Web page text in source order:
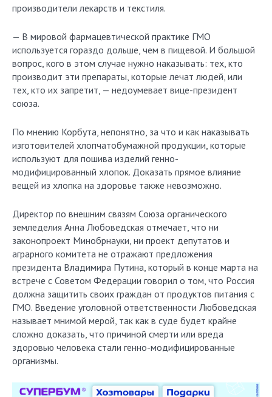
производители лекарств и текстиля.
— В мировой фармацевтической практике ГМО
используется гораздо дольше, чем в пищевой. И большой
вопрос, кого в этом случае нужно наказывать: тех, кто
производит эти препараты, которые лечат людей, или
тех, кто их запретит, — недоумевает вице-президент
союза.
По мнению Корбута, непонятно, за что и как наказывать
изготовителей хлопчатобумажной продукции, которые
используют для пошива изделий генно-
модифицированный хлопок. Доказать прямое влияние
вещей из хлопка на здоровье также невозможно.
Директор по внешним связям Союза органического
земледелия Анна Любоведская отмечает, что ни
законопроект Минобрнауки, ни проект депутатов и
аграрного комитета не отражают предложения
президента Владимира Путина, который в конце марта на
встрече с Советом Федерации говорил о том, что Россия
должна защитить своих граждан от продуктов питания с
ГМО. Введение уголовной ответственности Любоведская
называет мнимой мерой, так как в суде будет крайне
сложно доказать, что причиной смерти или вреда
здоровью человека стали генно-модифицированные
организмы.